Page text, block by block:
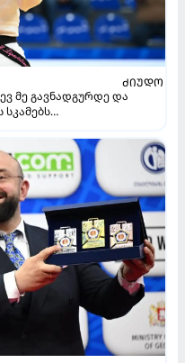
ᲫᲘᲣᲓᲝ
მე გავნადგურდე და